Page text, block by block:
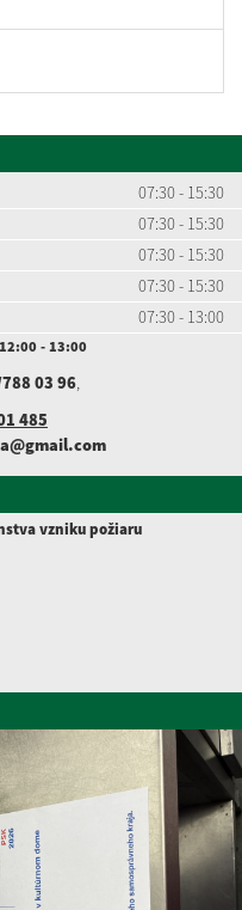
07:30 - 15:30
07:30 - 15:30
07:30 - 15:30
07:30 - 15:30
07:30 - 13:00
12:00 - 13:00
03 96,
485
vzniku požiaru